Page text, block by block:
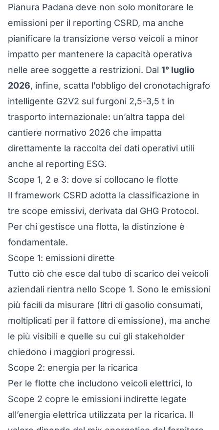
Pianura Padana deve non solo monitorare le
emissioni per il reporting CSRD, ma anche
pianificare la transizione verso veicoli a minor
impatto per mantenere la capacità operativa
nelle aree soggette a restrizioni. Dal 1° luglio
2026, infine, scatta l’obbligo del cronotachigrafo
intelligente G2V2 sui furgoni 2,5-3,5 t in
trasporto internazionale: un’altra tappa del
cantiere normativo 2026 che impatta
direttamente la raccolta dei dati operativi utili
anche al reporting ESG.
Scope 1, 2 e 3: dove si collocano le flotte
Il framework CSRD adotta la classificazione in
tre scope emissivi, derivata dal GHG Protocol.
Per chi gestisce una flotta, la distinzione è
fondamentale.
Scope 1: emissioni dirette
Tutto ciò che esce dal tubo di scarico dei veicoli
aziendali rientra nello Scope 1. Sono le emissioni
più facili da misurare (litri di gasolio consumati,
moltiplicati per il fattore di emissione), ma anche
le più visibili e quelle su cui gli stakeholder
chiedono i maggiori progressi.
Scope 2: energia per la ricarica
Per le flotte che includono veicoli elettrici, lo
Scope 2 copre le emissioni indirette legate
all’energia elettrica utilizzata per la ricarica. Il